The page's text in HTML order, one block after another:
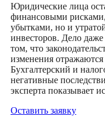
Юридические лица
финансовыми рисками,
убытками, но и
инвесторов. Дело даже
том, что
изменения
Бухгалтерский и
негативные
эксперта показывает
Оставить заявку